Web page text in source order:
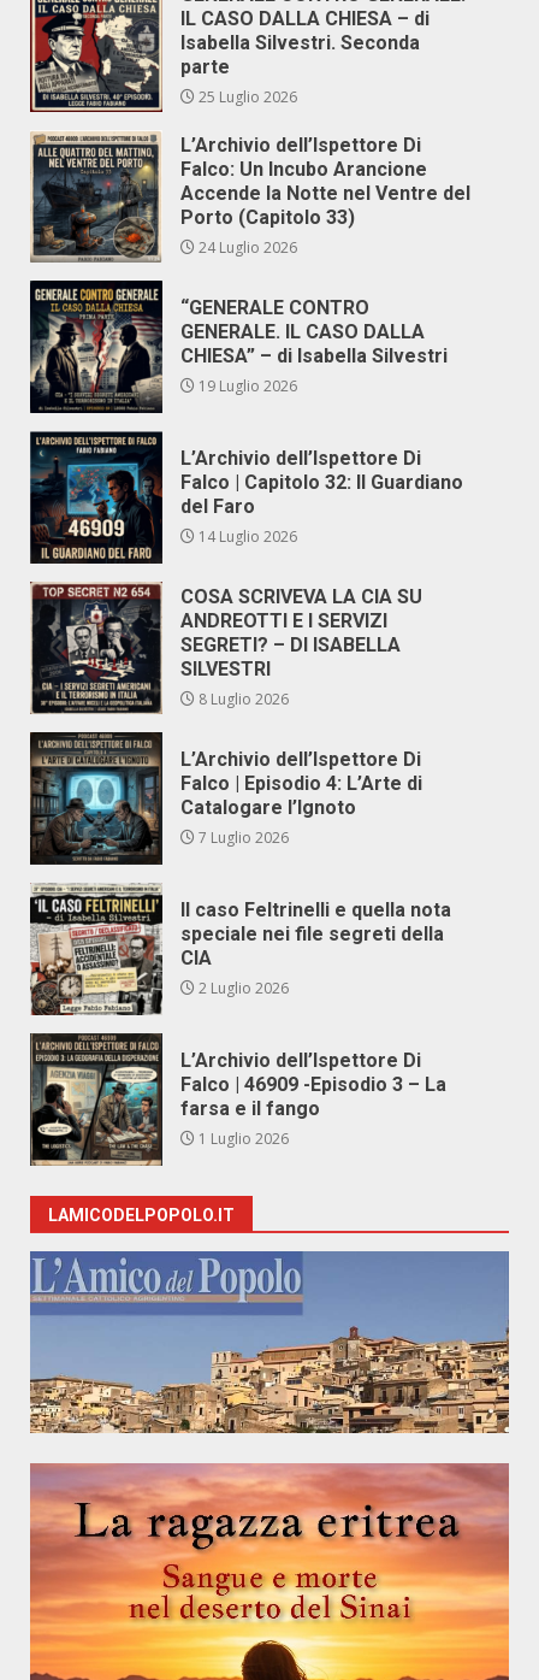
IL CASO DALLA CHIESA – di
Isabella Silvestri. Seconda
parte
25 Luglio 2026
L’Archivio dell’Ispettore Di
Falco: Un Incubo Arancione
Accende la Notte nel Ventre del
Porto (Capitolo 33)
24 Luglio 2026
“GENERALE CONTRO
GENERALE. IL CASO DALLA
CHIESA” – di Isabella Silvestri
19 Luglio 2026
L’Archivio dell’Ispettore Di
Falco | Capitolo 32: Il Guardiano
del Faro
14 Luglio 2026
COSA SCRIVEVA LA CIA SU
ANDREOTTI E I SERVIZI
SEGRETI? – DI ISABELLA
SILVESTRI
8 Luglio 2026
L’Archivio dell’Ispettore Di
Falco | Episodio 4: L’Arte di
Catalogare l’Ignoto
7 Luglio 2026
Il caso Feltrinelli e quella nota
speciale nei file segreti della
CIA
2 Luglio 2026
L’Archivio dell’Ispettore Di
Falco | 46909 -Episodio 3 – La
farsa e il fango
1 Luglio 2026
LAMICODELPOPOLO.IT